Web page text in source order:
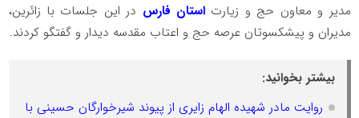
مدیر و معاون حج و زیارت استان فارس در این جلسات با زائرین،
مدیران و پیشکسوتان عرصه حج و اعتاب مقدسه دیدار و گفتگو کردند.
بیشتر بخوانید:
روایت مادر شهیده الهام زایری از پیوند شیرخوارگان حسینی با